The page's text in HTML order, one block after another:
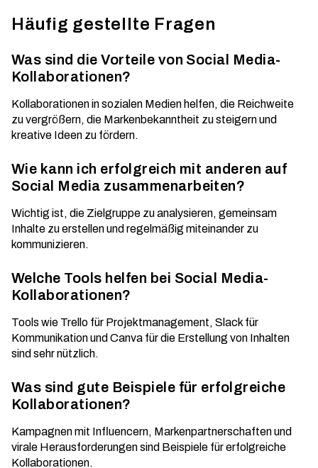
Häufig gestellte Fragen
Was sind die Vorteile von Social Media-
Kollaborationen?
Kollaborationen in sozialen Medien helfen, die Reichweite
zu vergrößern, die Markenbekanntheit zu steigern und
kreative Ideen zu fördern.
Wie kann ich erfolgreich mit anderen auf
Social Media zusammenarbeiten?
Wichtig ist, die Zielgruppe zu analysieren, gemeinsam
Inhalte zu erstellen und regelmäßig miteinander zu
kommunizieren.
Welche Tools helfen bei Social Media-
Kollaborationen?
Tools wie Trello für Projektmanagement, Slack für
Kommunikation und Canva für die Erstellung von Inhalten
sind sehr nützlich.
Was sind gute Beispiele für erfolgreiche
Kollaborationen?
Kampagnen mit Influencern, Markenpartnerschaften und
virale Herausforderungen sind Beispiele für erfolgreiche
Kollaborationen.